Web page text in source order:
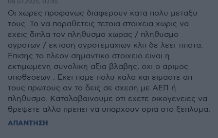
08.07.2025, 03:45
Οι χωρες προφανως διαφερουν κατα πολυ μεταξυ
τους. Το να παραθετεις τετοια στοιχεια χωρις να
εχεις διπλα τον πληθυσμο χωρας / πληθυσμο
αγροτων / εκταση αγροτεμαχιων κλπ δε λεει τιποτα.
Επισης το πλεον σημαντικο στοιχειο ειναι η
εκτιμωμενη συνολικη αξια βλαβης, οχι ο αριμος
υποθεσεων . Εκει παμε πολυ καλα και ειμαστε απ
τους πρωτους αν το δεις σε σχεση με ΑΕΠ ή
πληθυσμο. Καταλαβαινουμε οτι εχετε οικογενειες να
θρεψετε αλλα πρεπει να υπαρχουν ορια στο ξεπλυμα.
ΑΠΑΝΤΗΣΗ